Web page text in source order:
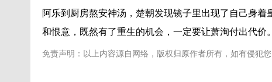
阿乐到厨房熬安神汤，楚朝发现镜子里出现了自己身
和恨意，既然有了重生的机会，一定要让萧洵付出代价。
免责声明：以上内容源自网络，版权归原作者所有，如有侵犯